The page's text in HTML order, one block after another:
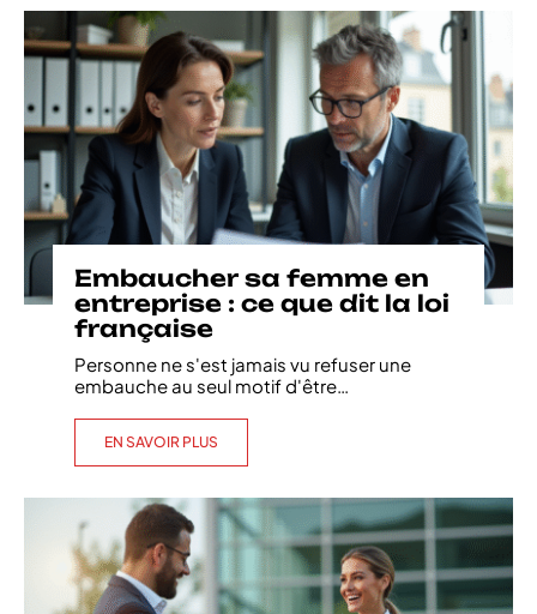
Embaucher sa femme en
entreprise : ce que dit la loi
française
Personne ne s'est jamais vu refuser une
embauche au seul motif d'être…
EN SAVOIR PLUS